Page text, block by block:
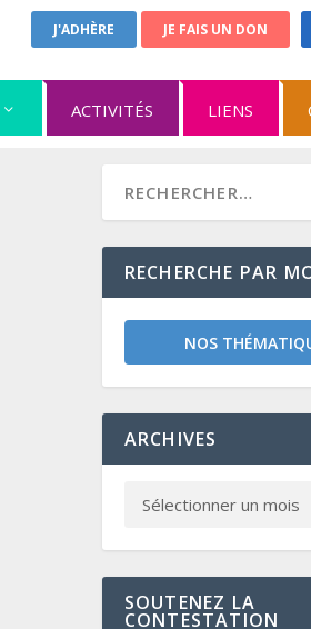
J'ADHÈRE JE FAIS UN DON
ACTIVITÉS LIENS
RECHERCHE PAR
NOS
ARCHIVES
SOUTENEZ LA
CONTESTATION